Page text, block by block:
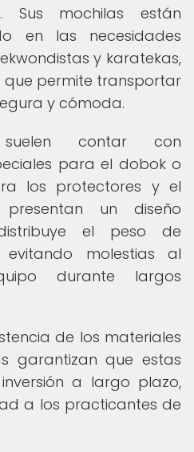
Sus mochilas están
en las necesidades
y karatekas,
que permite transportar
y cómoda.
contar con
para el dobok o
los protectores y el
un diseño
el peso de
evitando molestias al
durante largos
de los materiales
garantizan que estas
a largo plazo,
a los practicantes de